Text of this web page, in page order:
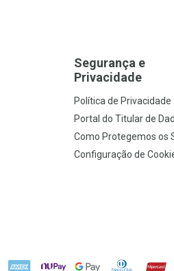
Segurança e
Privacidade
Política de Privacidade
Portal do Titular de
Como Protegemos os
Configuração de
AMEX NuPay Google PayDiners Club